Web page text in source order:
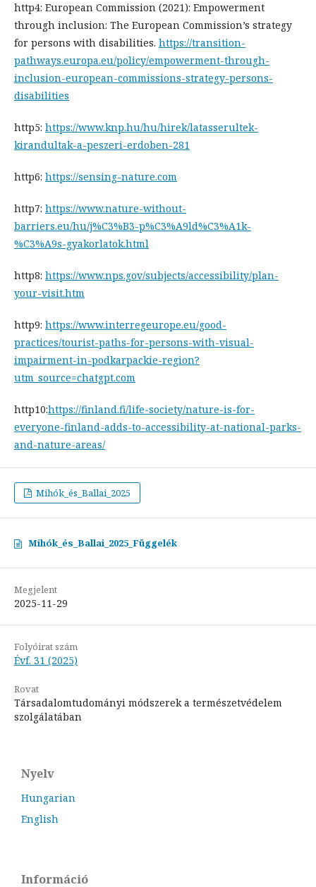
http4: European Commission (2021): Empowerment
through inclusion: The European Commission’s strategy
for persons with disabilities. https://transition-
pathways.europa.eu/policy/empowerment-through-
inclusion-european-commissions-strategy-persons-
disabilities
http5: https://www.knp.hu/hu/hirek/latasserultek-
kirandultak-a-peszeri-erdoben-281
http6: https://sensing-nature.com
http7: https://www.nature-without-
barriers.eu/hu/j%C3%B3-p%C3%A9ld%C3%A1k-
%C3%A9s-gyakorlatok.html
http8: https://www.nps.gov/subjects/accessibility/plan-
your-visit.htm
http9: https://www.interregeurope.eu/good-
practices/tourist-paths-for-persons-with-visual-
impairment-in-podkarpackie-region?
utm_source=chatgpt.com
http10:https://finland.fi/life-society/nature-is-for-
everyone-finland-adds-to-accessibility-at-national-parks-
and-nature-areas/
Mihók_és_Ballai_2025
Mihók_és_Ballai_2025_Függelék
Megjelent
2025-11-29
Folyóirat szám
Évf. 31 (2025)
Rovat
Társadalomtudományi módszerek a természetvédelem
szolgálatában
Nyelv
Hungarian
English
Információ